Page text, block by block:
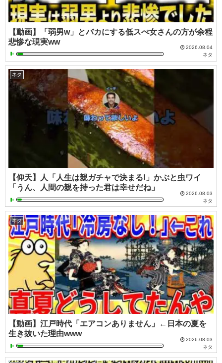
【動画】「弱男w」とバカにする低スぺ女さんの方が余程
悲惨な現実ww
2026.08.04
ネタ
ネタ
【仰天】人「人生は親ガチャで決まる!」かぶと虫ワイ
「うん、人間の親を持った君は幸せだね」
2026.08.03
ネタ
ネタ
【動画】江戸時代「エアコンありません」←日本の夏を
生き抜いた理由www
2026.08.03
ネタ